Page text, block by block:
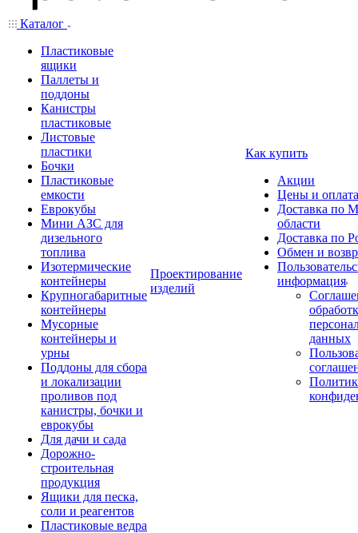
Каталог
Пластиковые
ящики
Паллеты и
поддоны
Канистры
пластиковые
Листовые
пластики
Бочки
Пластиковые
емкости
Еврокубы
Мини АЗС для
дизельного
топлива
Изотермические
контейнеры
Крупногабаритные
контейнеры
Мусорные
контейнеры и
урны
Поддоны для сбора
и локализации
проливов под
канистры, бочки и
еврокубы
Для дачи и сада
Дорожно-
строительная
продукция
Ящики для песка,
соли и реагентов
Пластиковые ведра
Проектирование
изделий
Как купить
Акции
Цены и оплата
Доставка по
области
Доставка по
Обмен и
информация
данных